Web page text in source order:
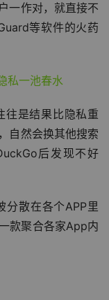
一作对，就直接不
等软件的火药
往是结果比隐私重
自然会换其他搜索
后发现不好
分散在各个APP里
款聚合各家App内